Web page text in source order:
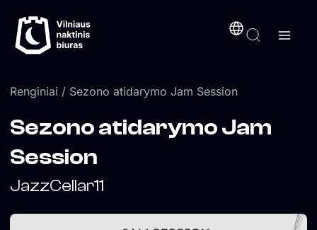
prie
turinio
Renginiai / Sezono atidarymo Jam Session
Sezono atidarymo Jam
Session
JazzCellar11